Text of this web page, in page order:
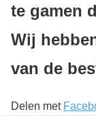
te gamen
Wij
van de
Delen met